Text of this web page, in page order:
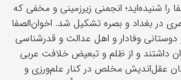
را شنیده‌اید؛ انجمنی زیرزمینی و مخفی که
در بغداد و بصره تشکیل شد. اخوان‌الصفا
دوستانی وفادار و اهل عدالت و قدرشناسی
داشتند و از ظلم و تبعیض خلافت عربی
عقل‌اندیش مخلص در کنار علم‌ورزی و